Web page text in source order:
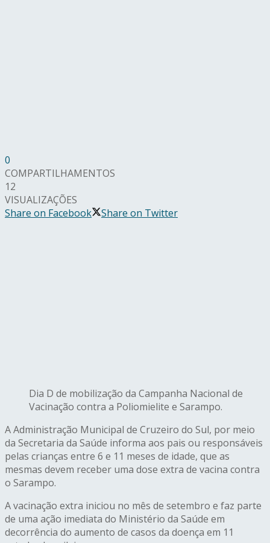
0
COMPARTILHAMENTOS
12
VISUALIZAÇÕES
Share on Facebook
Share on Twitter
Dia D de mobilização da Campanha Nacional de
Vacinação contra a Poliomielite e Sarampo.
A Administração Municipal de Cruzeiro do Sul, por meio
da Secretaria da Saúde informa aos pais ou responsáveis
pelas crianças entre 6 e 11 meses de idade, que as
mesmas devem receber uma dose extra de vacina contra
o Sarampo.
A vacinação extra iniciou no mês de setembro e faz parte
de uma ação imediata do Ministério da Saúde em
decorrência do aumento de casos da doença em 11